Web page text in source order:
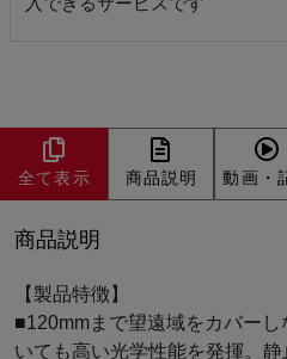
全て表示 商品説明 動画・
商品説明
【製品特徴】
■120mmまで望遠域をカバー
いても高い光学性能を発揮。